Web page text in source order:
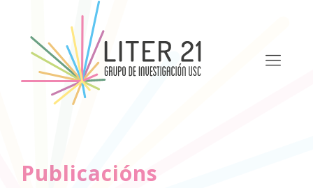
Publicacións